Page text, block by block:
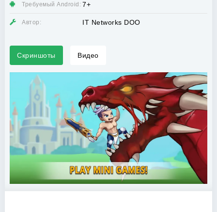
Требуемый Android: 7+
Автор: IT Networks DOO
Скриншоты Видео